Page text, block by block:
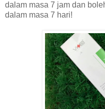
dalam masa 7 jam dan
dalam masa 7 hari!